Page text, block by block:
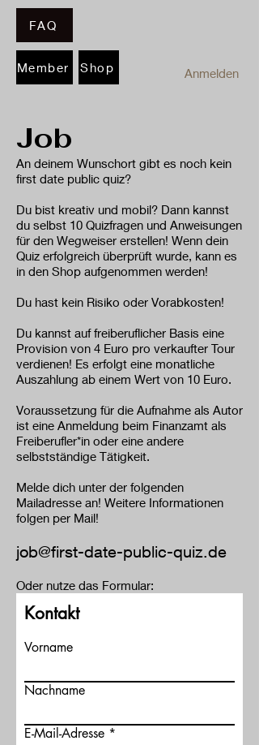
FAQ
Member Shop Anmelden
Job
An deinem Wunschort gibt es noch kein
first date public quiz?
Du bist kreativ und mobil? Dann kannst
du selbst 10 Quizfragen und Anweisungen
für den Wegweiser erstellen! Wenn dein
Quiz erfolgreich überprüft wurde, kann es
in den Shop aufgenommen werden!
Du hast kein Risiko oder Vorabkosten!
Du kannst auf freiberuflicher Basis eine
Provision von 4 Euro pro verkaufter Tour
verdienen! Es erfolgt eine monatliche
Auszahlung ab einem Wert von 10 Euro.
Voraussetzung für die Aufnahme als Autor
ist eine Anmeldung beim Finanzamt als
Freiberufler*in oder eine andere
selbstständige Tätigkeit.
Melde dich unter der folgenden
Mailadresse an! Weitere Informationen
folgen per Mail!
job@first-date-public-quiz.de
Oder nutze das Formular:
Kontakt
Vorname
Nachname
E-Mail-Adresse